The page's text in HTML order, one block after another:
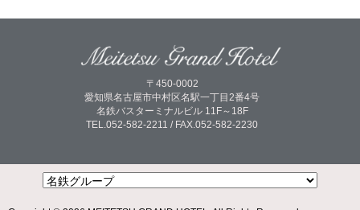
〒450-0002
愛知県名古屋市中村区名駅一丁目2番4号
名鉄バスターミナルビル 11F～18F
TEL.052-582-2211 / FAX.052-582-2230